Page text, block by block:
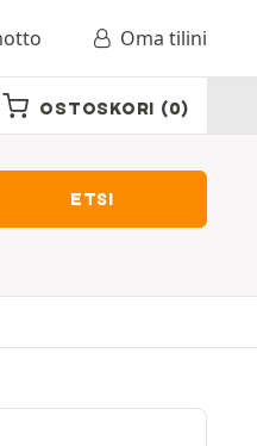
Oma tilini
OSTOSKORI (0)
ETSI